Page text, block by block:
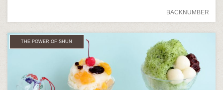
BACKNUMBER
THE POWER OF SHUN